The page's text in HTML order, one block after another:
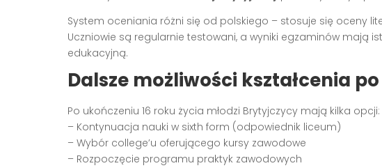
System oceniania różni się od polskiego – stosuje się oceny
Uczniowie są regularnie testowani, a wyniki egzaminów mają
edukacyjną.
Dalsze możliwości kształcenia
Po ukończeniu 16 roku życia młodzi Brytyjczycy mają kilka opcji:
– Kontynuacja nauki w sixth form (odpowiednik liceum)
– Wybór college’u oferującego kursy zawodowe
– Rozpoczęcie programu praktyk zawodowych